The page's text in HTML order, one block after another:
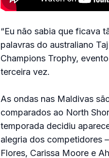
“Eu não sabia que ficava
palavras do australiano
Champions Trophy,
terceira vez.
As ondas nas Maldivas
comparados ao North
temporada decidiu
alegria dos competidores
Flores, Carissa Moore e